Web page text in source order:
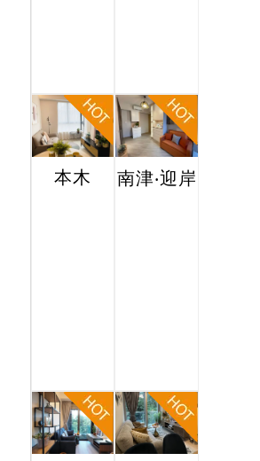
本木 南津‧迎岸